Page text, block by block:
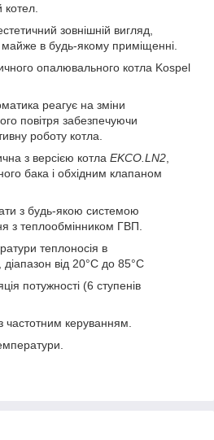
зовнішній вигляд,
в будь-якому приміщенні.
опалювального котла Kospel
реагує на зміни
повітря забезпечуючи
роботу котла.
з версією котла EKCO.LN2
бака і обхідним клапаном
з будь-якою системою
з теплообмінником ГВП.
теплоносія в
від 20°C до 85°C
потужності (6 ступенів
частотним керуванням.